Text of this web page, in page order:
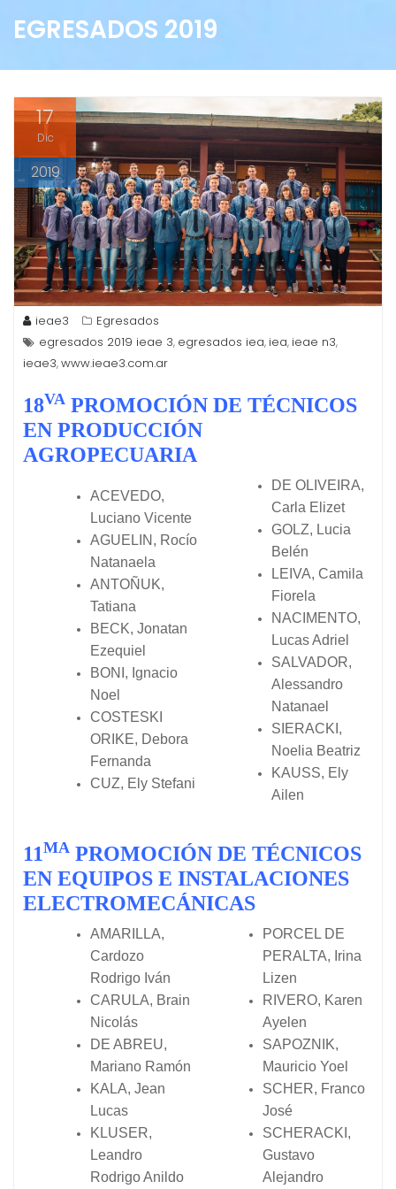
EGRESADOS 2019
17
Dic
2019
ieae3
Egresados
egresados 2019 ieae 3, egresados iea, iea, ieae n3,
ieae3,www.ieae3.com.ar
18VA PROMOCIÓN DE TÉCNICOS
EN PRODUCCIÓN
AGROPECUARIA
ACEVEDO,
Luciano Vicente
AGUELIN, Rocío
Natanaela
ANTOÑUK,
Tatiana
BECK, Jonatan
Ezequiel
BONI, Ignacio
Noel
COSTESKI
ORIKE, Debora
Fernanda
CUZ, Ely Stefani
DE OLIVEIRA,
Carla Elizet
GOLZ, Lucia
Belén
LEIVA, Camila
Fiorela
NACIMENTO,
Lucas Adriel
SALVADOR,
Alessandro
Natanael
SIERACKI,
Noelia Beatriz
KAUSS, Ely
Ailen
11MA PROMOCIÓN DE TÉCNICOS
EN EQUIPOS E INSTALACIONES
ELECTROMECÁNICAS
AMARILLA,
Cardozo
Rodrigo Iván
CARULA, Brain
Nicolás
DE ABREU,
Mariano Ramón
KALA, Jean
Lucas
KLUSER,
Leandro
Rodrigo Anildo
PORCEL DE
PERALTA, Irina
Lizen
RIVERO, Karen
Ayelen
SAPOZNIK,
Mauricio Yoel
SCHER, Franco
José
SCHERACKI,
Gustavo
Alejandro